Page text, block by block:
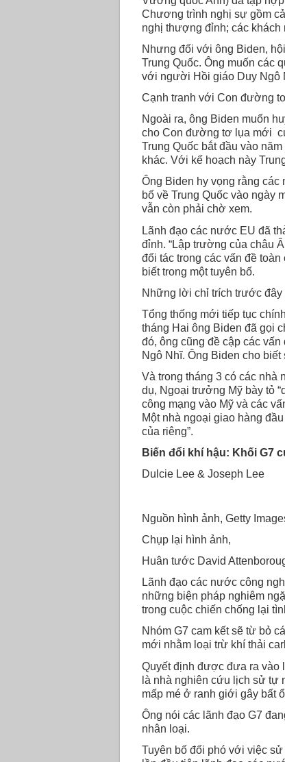
Chương trình nghị sự gồm
nghị thượng đỉnh; các khách
Nhưng đối với ông Biden,
Trung Quốc. Ông muốn các
với người Hồi giáo Duy Ngô
Cạnh tranh với Con đường
Ngoài ra, ông Biden muốn
cho Con đường tơ lụa mới
Trung Quốc bắt đầu vào
khác. Với kế hoạch này
Ông Biden hy vọng rằng
bố về Trung Quốc vào ngày
vẫn còn phải chờ xem.
Lãnh đạo các nước EU đã
đỉnh. “Lập trường của châu
đối tác trong các vấn đề
biết trong một tuyên bố.
Những lời chỉ trích trước đây
Tổng thống mới tiếp tục
tháng Hai ông Biden đã gọi
đó, ông cũng đề cập các
Ngô Nhĩ. Ông Biden cho
Và trong tháng 3 có các nhà
dụ, Ngoại trưởng Mỹ bày tỏ
công mạng vào Mỹ và các
Một nhà ngoại giao hàng
của riêng”.
Biến đổi khí hậu: Khối G7
Dulcie Lee & Joseph Lee
Nguồn hình ảnh, Getty
Chụp lại hình ảnh,
Huân tước David
Lãnh đạo các nước công
những biện pháp nghiêm
trong cuộc chiến chống lại
Nhóm G7 cam kết sẽ từ bỏ
mới nhằm loại trừ khí thải
Quyết định được đưa ra vào
là nhà nghiên cứu lịch sử tự
mấp mé ở ranh giới gây bất
Ông nói các lãnh đạo G7
nhân loại.
Tuyên bố đối phó với việc